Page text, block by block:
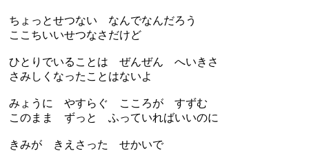
ちょっとせつない なんでなんだろう
ここちいいせつなさだけど
ひとりでいることは ぜんぜん へいきさ
さみしくなったことはないよ
みょうに やすらぐ こころが すずむ
このまま ずっと ふっていればいいのに
きみが きえさった せかいで